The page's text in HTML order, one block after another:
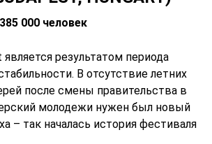
000 человек
результатом периода
В отсутствие летних
после смены правительства в
молодежи нужен был новый
– так началась история фестиваля